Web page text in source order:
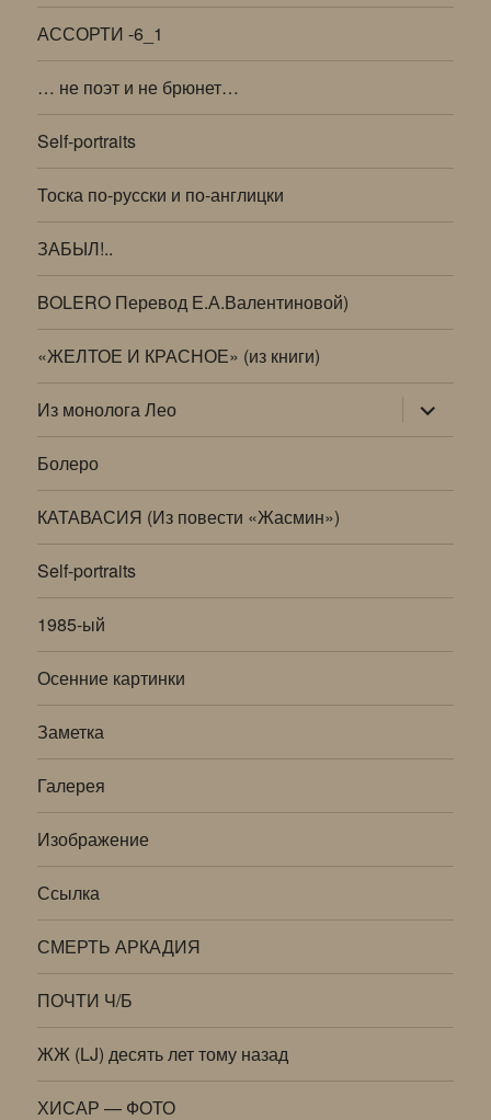
АССОРТИ -6_1
… не поэт и не брюнет…
Self-portraits
Тоска по-русски и по-англицки
ЗАБЫЛ!..
BOLERO Перевод Е.А.Валентиновой)
«ЖЕЛТОЕ И КРАСНОЕ» (из книги)
Из монолога Лео раскрыть
дочернее
меню
Болеро
КАТАВАСИЯ (Из повести «Жасмин»)
Self-portraits
1985-ый
Осенние картинки
Заметка
Галерея
Изображение
Ссылка
СМЕРТЬ АРКАДИЯ
ПОЧТИ Ч/Б
ЖЖ (LJ) десять лет тому назад
ХИСАР — ФОТО